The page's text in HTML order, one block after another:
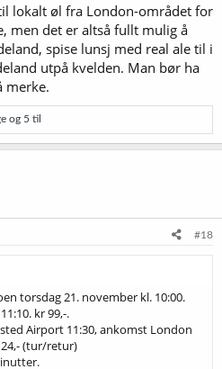
lokalt øl fra London-området for
men det er altså fullt mulig å
spise lunsj med real ale til i
utpå kvelden. Man bør ha
merke.
og 5 til
#18
torsdag 21. november kl. 10:00.
kr 99,-.
Airport 11:30, ankomst London
24,- (tur/retur)